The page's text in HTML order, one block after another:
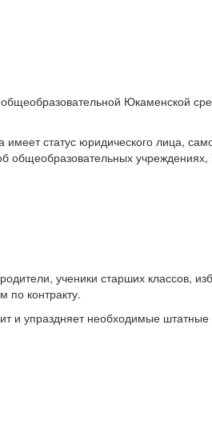
Юкаменской
статус юридического лица,
общеобразовательных
ученики старших классов,
по контракту.
и упраздняет необходимые